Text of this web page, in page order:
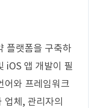
플랫폼을 구축하
iOS 앱 개발이 필
어와 프레임워크
업체, 관리자의